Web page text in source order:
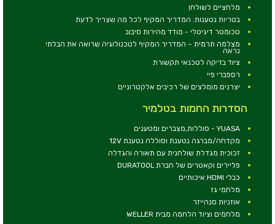
מלחציים לשולחן
בטריות נטענות: המדריך המקיף לכל מה שצריך לדעת
טכומטר דיגיטלי - מודד מהירות סיבוב
מצלמה תרמית – המדריך המקיף לטכנולוגיה שרואה את הבלתי
נראה
ציוד בדיקה לטכנאי תקשורת
רספברי פיי
יצרנים מומלצים של רכיבים אלקטרוניים
הסדרות החמות בטלמיר
YUASA - סוללות,מצברים ומטענים
מקדחה/מברגה נטענת וסוללה נטענת 12V
זכוכית מגדלת שולחנית עם תאורה והגדלה
פליירים וקאטרים של חברת DURATOOL
כבלי HDMI איכותיים
מלחמי גז
אוזניות סנהייזר
מלחמים וציוד הלחמה מבית WELLER